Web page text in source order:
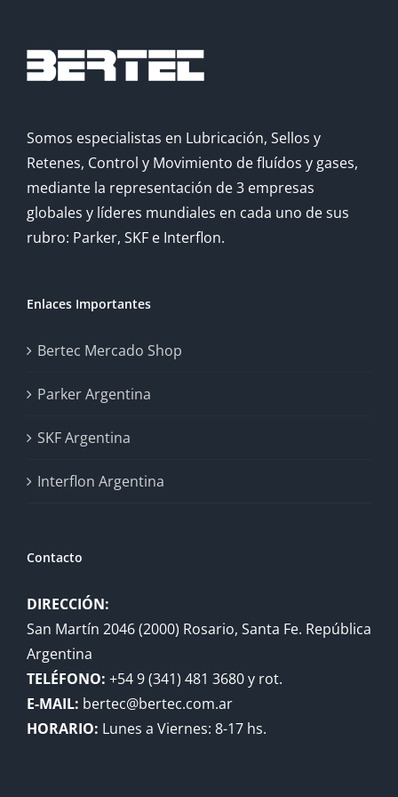
Somos especialistas en Lubricación, Sellos y
Retenes, Control y Movimiento de fluídos y gases,
mediante la representación de 3 empresas
globales y líderes mundiales en cada uno de sus
rubro: Parker, SKF e Interflon.
Enlaces Importantes
Bertec Mercado Shop
Parker Argentina
SKF Argentina
Interflon Argentina
Contacto
DIRECCIÓN:
San Martín 2046 (2000) Rosario, Santa Fe. República
Argentina
TELÉFONO: +54 9 (341) 481 3680 y rot.
E-MAIL: bertec@bertec.com.ar
HORARIO: Lunes a Viernes: 8-17 hs.